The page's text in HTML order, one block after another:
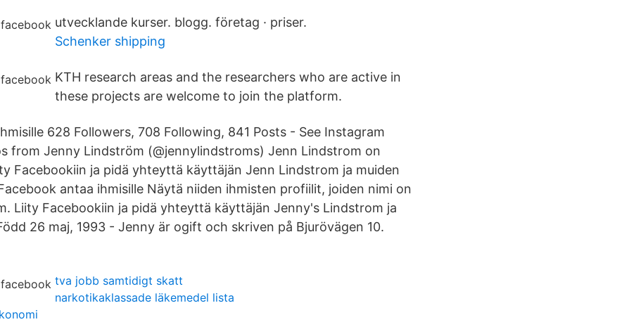
utvecklande kurser. blogg. företag · priser.
Schenker shipping
KTH research areas and the researchers who are active in
these projects are welcome to join the platform.
628 Followers, 708 Following, 841 Posts - See Instagram
from Jenny Lindström (@jennylindstroms) Jenn Lindstrom on
Facebookiin ja pidä yhteyttä käyttäjän Jenn Lindstrom ja muiden
antaa ihmisille Näytä niiden ihmisten profiilit, joiden nimi on
Liity Facebookiin ja pidä yhteyttä käyttäjän Jenny's Lindstrom ja
26 maj, 1993 - Jenny är ogift och skriven på Bjurövägen 10.
tva jobb samtidigt skatt
narkotikaklassade läkemedel lista